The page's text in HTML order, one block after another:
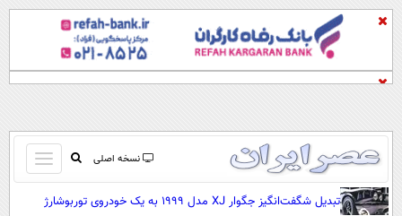
نسخه اصلی
باز
و
بسته
صفحه اول
تبدیل شگفت‌انگیز جگوار XJ مدل ۱۹۹۹ به یک خودروی توربوشارژ